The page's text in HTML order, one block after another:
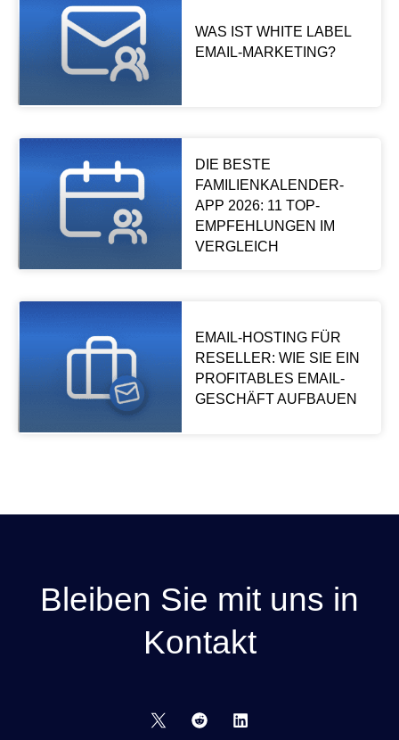
WAS IST WHITE LABEL
EMAIL-MARKETING?
DIE BESTE
FAMILIENKALENDER-
APP 2026: 11 TOP-
EMPFEHLUNGEN IM
VERGLEICH
EMAIL-HOSTING FÜR
RESELLER: WIE SIE EIN
PROFITABLES EMAIL-
GESCHÄFT AUFBAUEN
Bleiben Sie mit uns in
Kontakt